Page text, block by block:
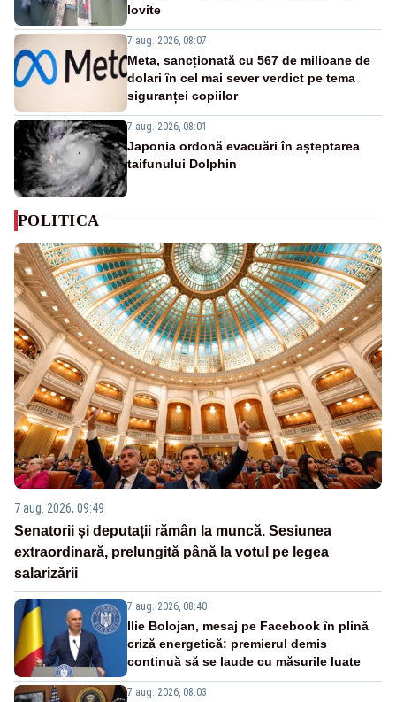
lovite
7 aug. 2026, 08:07
Meta, sancționată cu 567 de milioane de
dolari în cel mai sever verdict pe tema
siguranței copiilor
7 aug. 2026, 08:01
Japonia ordonă evacuări în așteptarea
taifunului Dolphin
POLITICA
7 aug. 2026, 09:49
Senatorii și deputații rămân la muncă. Sesiunea
extraordinară, prelungită până la votul pe legea
salarizării
7 aug. 2026, 08:40
Ilie Bolojan, mesaj pe Facebook în plină
criză energetică: premierul demis
continuă să se laude cu măsurile luate
7 aug. 2026, 08:03